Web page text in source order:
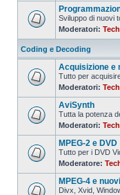
da
leggere
Nessun
messaggio
da
leggere
Sviluppo di nuovi
Moderatori:
Coding e Decoding
Nessun
messaggio
da
leggere
Acquisizione e
Tutto per
Moderatori:
Nessun
messaggio
da
leggere
AviSynth
Tutta la potenza
Moderatori:
Nessun
messaggio
da
leggere
MPEG-2 e DVD
Tutto per i DVD
Moderatore:
MPEG-4 e
Divx, Xvid,